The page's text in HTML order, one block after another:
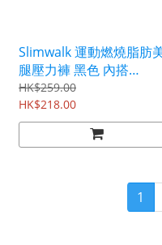
Slimwalk 運動燃燒脂肪
腿壓力褲 黑色 內搭
PH750/PH751
HK$259.00
HK$218.00
1